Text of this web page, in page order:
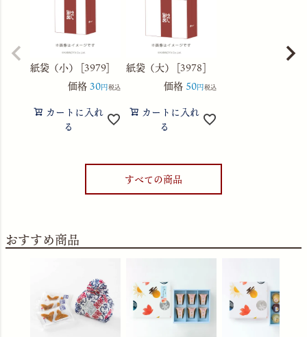
紙袋（小） [3979]
価格30 税込
カートに入れ
る
紙袋（大） [3978]
価格 50 税込
カートに入れ
る
すべての商品
おすすめ商品